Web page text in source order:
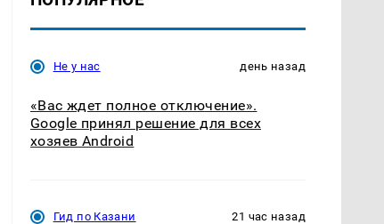
Не у нас день назад
«Вас ждет полное отключение».
Google принял решение для всех
хозяев Android
Гид по Казани 21 час назад